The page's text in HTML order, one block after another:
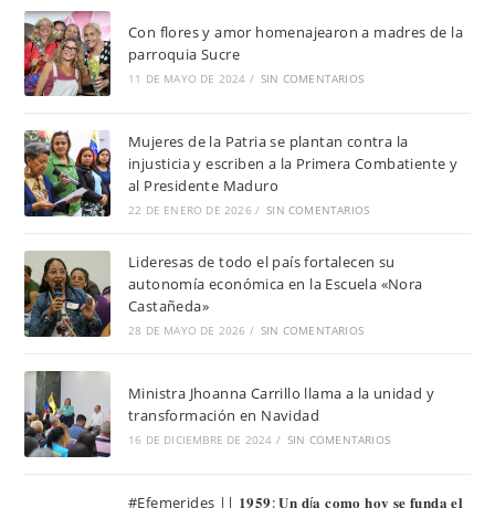
Con flores y amor homenajearon a madres de la
parroquia Sucre
11 DE MAYO DE 2024 / SIN COMENTARIOS
Mujeres de la Patria se plantan contra la
injusticia y escriben a la Primera Combatiente y
al Presidente Maduro
22 DE ENERO DE 2026 / SIN COMENTARIOS
Lideresas de todo el país fortalecen su
autonomía económica en la Escuela «Nora
Castañeda»
28 DE MAYO DE 2026 / SIN COMENTARIOS
Ministra Jhoanna Carrillo llama a la unidad y
transformación en Navidad
16 DE DICIEMBRE DE 2024 / SIN COMENTARIOS
#Efemerides || 𝟏𝟗𝟓𝟗: 𝐔𝐧 𝐝í𝐚 𝐜𝐨𝐦𝐨 𝐡𝐨𝐲 𝐬𝐞 𝐟𝐮𝐧𝐝𝐚 𝐞𝐥